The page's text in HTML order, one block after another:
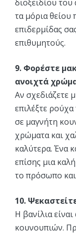
διοξειδίου
τα μόρια θείου
επιδερμίδας
επιθυμητούς.
9. Φορέστε
ανοιχτά
Αν σχεδιάζετε
επιλέξτε
σε μαγνήτη
χρώματα και
καλύτερα. Ένα
επίσης μια
το πρόσωπο
10.
Η βανίλια
κουνουπιών.